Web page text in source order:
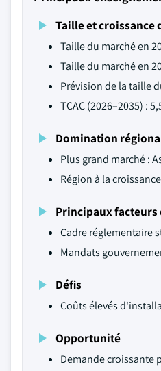
Taille et croissance
Taille du marché en
Taille du marché en
Prévision de la taille
TCAC (2026–2035) :
Domination
Plus grand marché :
Région à la
Principaux facteurs
Cadre réglementaire
Mandats
Défis
Coûts élevés
Opportunité
Demande croissante